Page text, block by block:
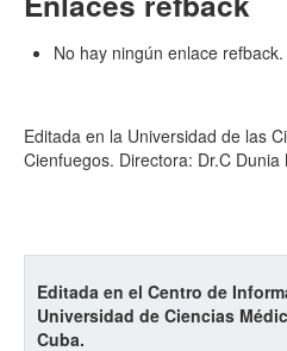
No hay ningún enlace refback.
Editada en la Universidad de las
Cienfuegos. Directora: Dr.C
Editada en el Centro de
Universidad de Ciencias
Cuba.